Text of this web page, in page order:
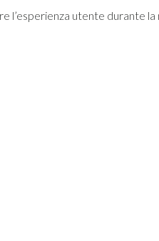
utente durante